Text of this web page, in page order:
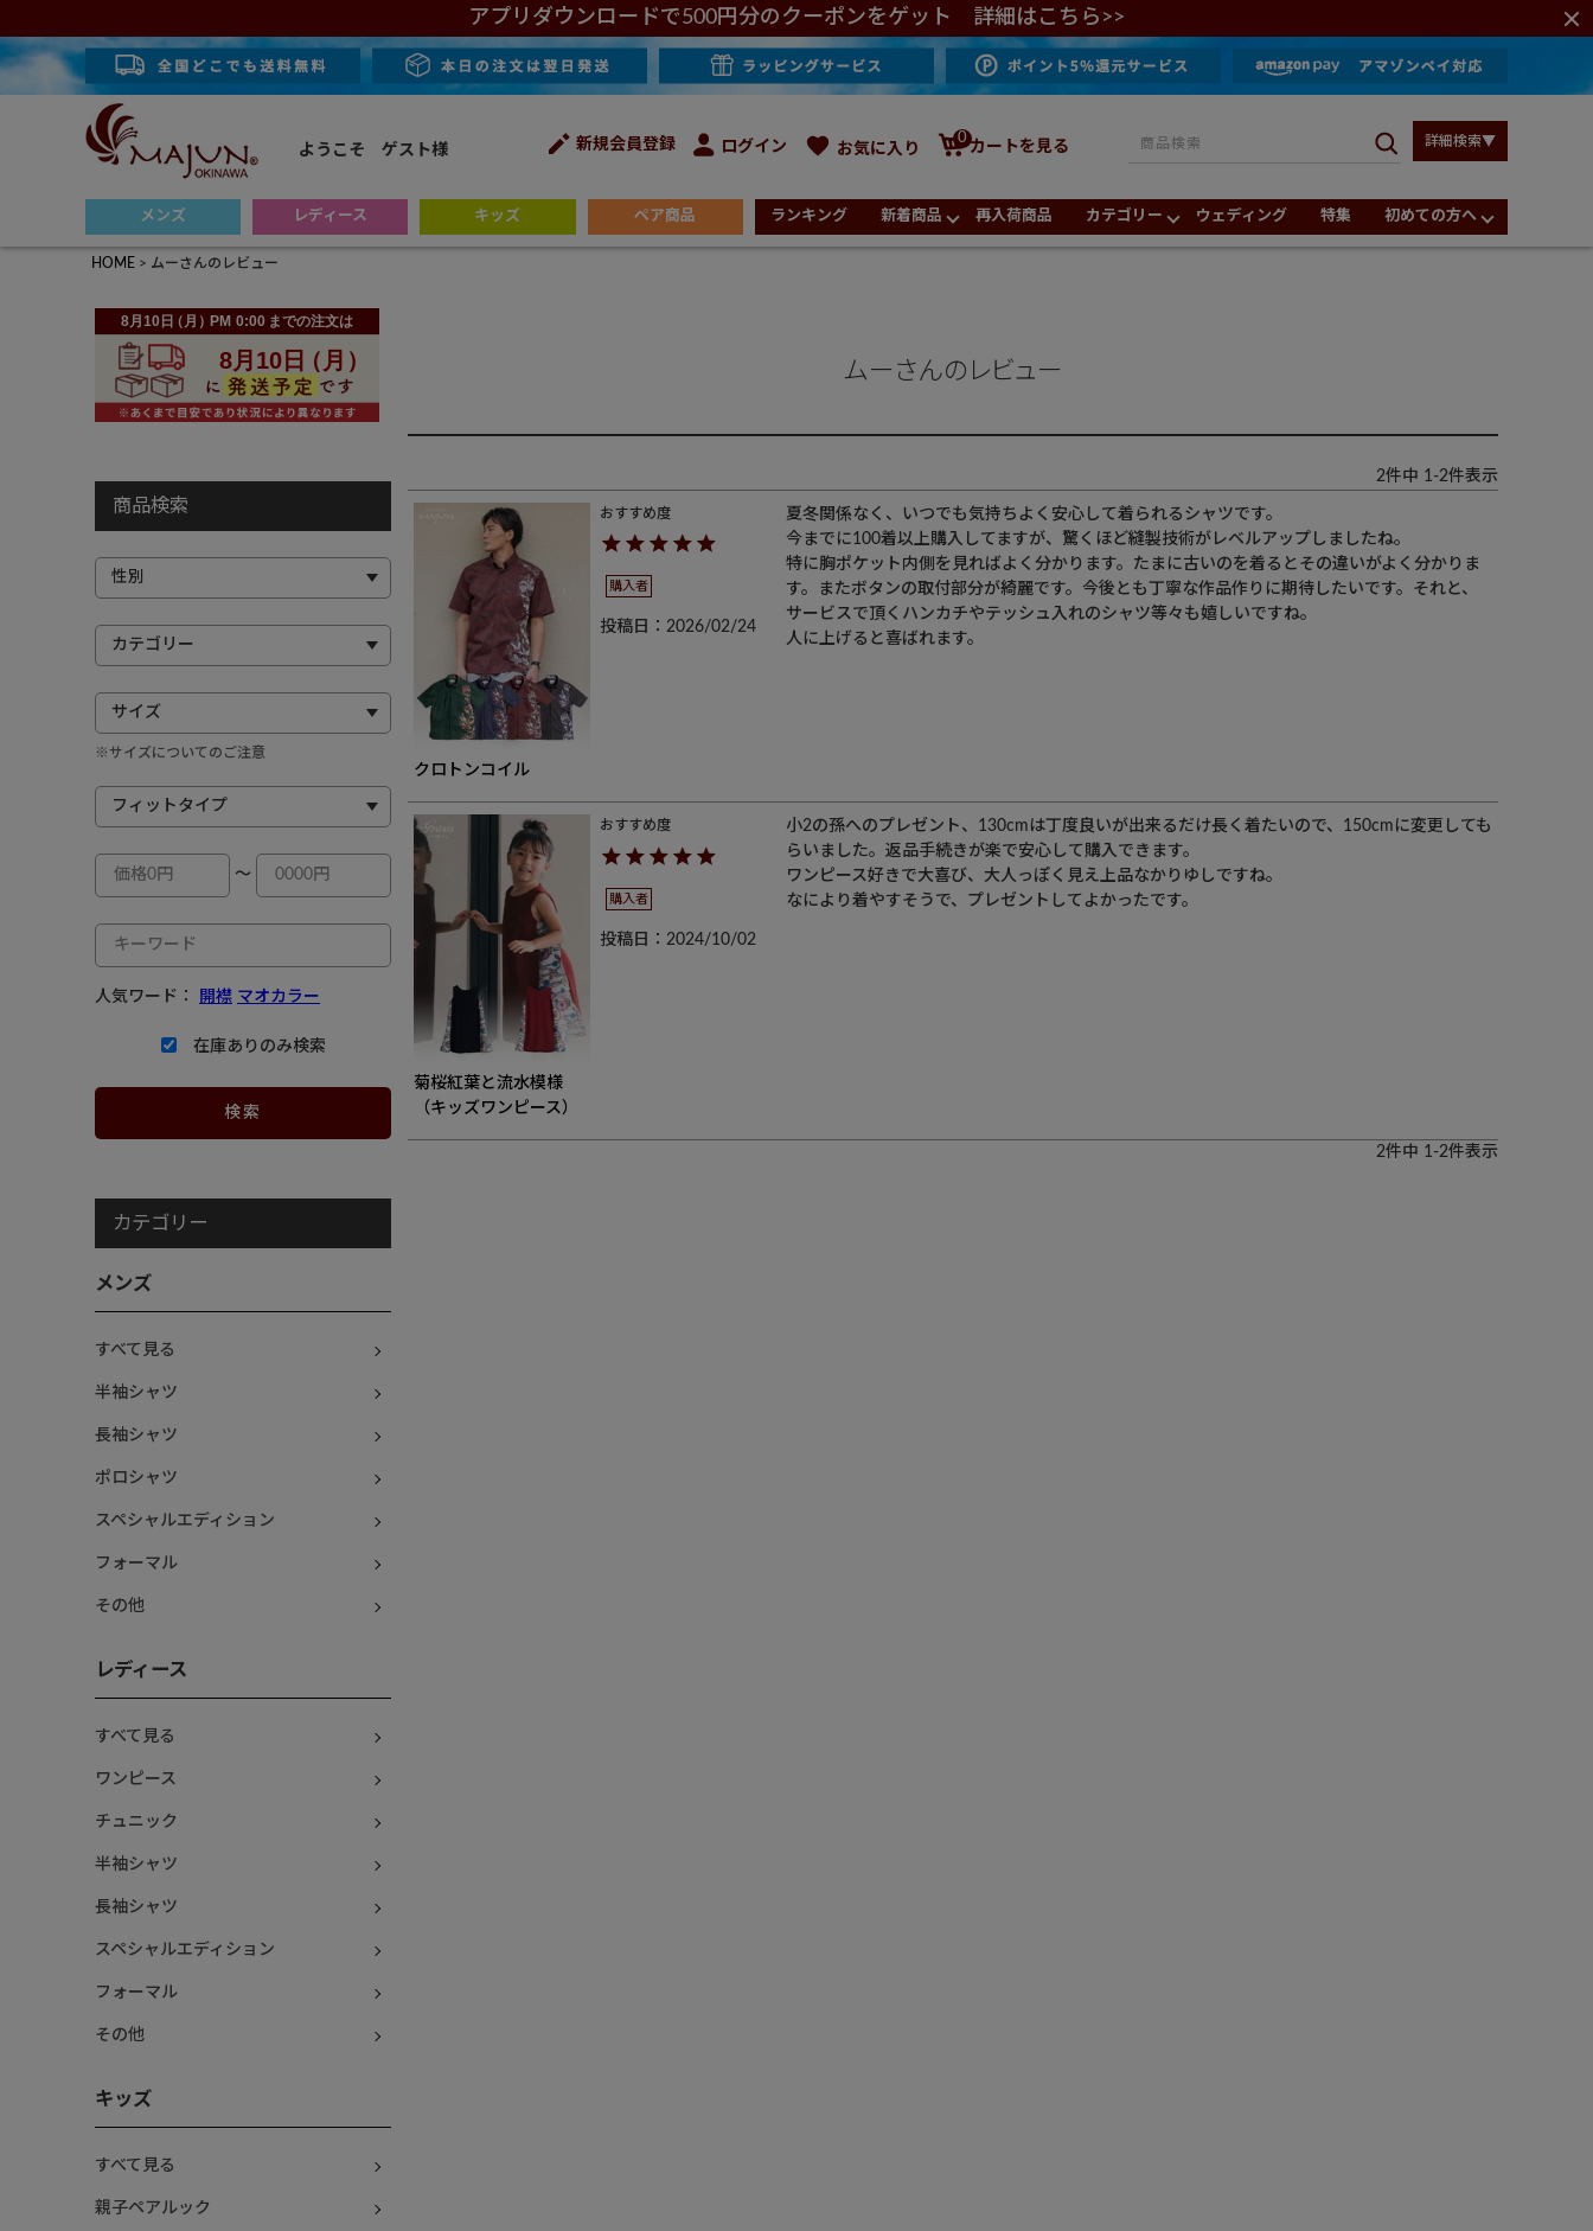
アプリダウンロードで500円分のクーポンをゲット 詳細はこちら>>
ようこそ ゲスト様 新規会員登録 ログイン お気に入り
0
カートを見る 詳細検索▼
メンズ レディース キッズ ペア商品 ランキング 新着商品 再入荷商品 カテゴリー ウェディング 特集 初めての方へ
HOME ムーさんのレビュー
商品検索
※サイズについてのご注意
～
人気ワード： 開襟 マオカラー
在庫ありのみ検索
カテゴリー
メンズ
すべて見る
半袖シャツ
長袖シャツ
ポロシャツ
スペシャルエディション
フォーマル
その他
レディース
すべて見る
ワンピース
チュニック
半袖シャツ
長袖シャツ
スペシャルエディション
フォーマル
その他
キッズ
すべて見る
親子ペアルック
ムーさんのレビュー
2件中 1 -2件表示
クロトンコイル
購入者
投稿日 2026/02/24
夏冬関係なく、いつでも気持ちよく安心して着られるシャツです。
今までに100着以上購入してますが、驚くほど縫製技術がレベルアップしましたね。
特に胸ポケット内側を見ればよく分かります。たまに古いのを着るとその違いがよく分かりま
す。またボタンの取付部分が綺麗です。今後とも丁寧な作品作りに期待したいです。それと、
サービスで頂くハンカチやテッシュ入れのシャツ等々も嬉しいですね。
人に上げると喜ばれます。
菊桜紅葉と流水模様
（キッズワンピース）
購入者
投稿日 2024/10/02
小2の孫へのプレゼント、130cmは丁度良いが出来るだけ長く着たいので、150cmに変更しても
らいました。返品手続きが楽で安心して購入できます。
ワンピース好きで大喜び、大人っぽく見え上品なかりゆしですね。
なにより着やすそうで、プレゼントしてよかったです。
2件中 1 -2件表示